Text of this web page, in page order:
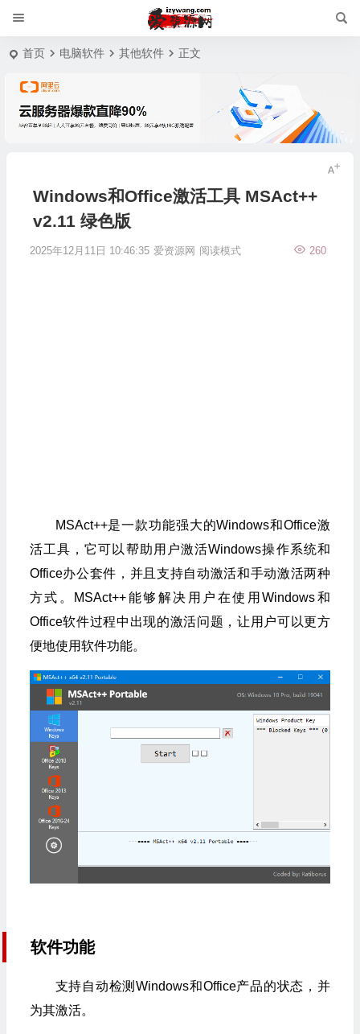
首页 电脑软件 其他软件 正文
Windows和Office激活工具 MSAct++
v2.11 绿色版
2025年12月11日 10:46:35 爱资源网 260
阅读模式
MSAct++是一款功能强大的Windows和Office激
活工具，它可以帮助用户激活Windows操作系统和
Office办公套件，并且支持自动激活和手动激活两种
方式。MSAct++能够解决用户在使用Windows和
Office软件过程中出现的激活问题，让用户可以更方
便地使用软件功能。
软件功能
支持自动检测Windows和Office产品的状态，并
为其激活。